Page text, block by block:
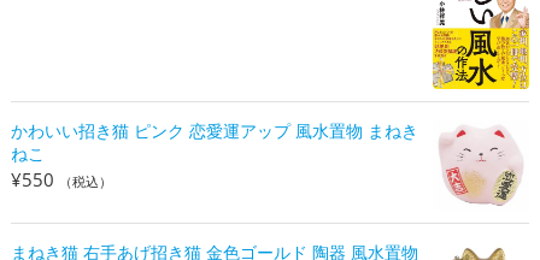
かわいい招き猫 ピンク 恋愛運アップ 風水置物 まねき
ねこ
¥550 （税込）
まねき猫 右手あげ招き猫 金色ゴールド 陶器 風水置物